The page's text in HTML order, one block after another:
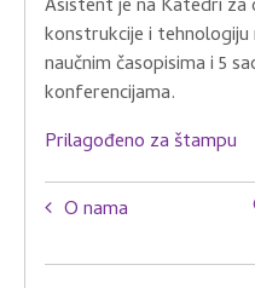
Asistent je na Katedri za
konstrukcije i
naučnim časopisima i 5
konferencijama.
Prilagođeno za štampu
Book
traversal
O nama